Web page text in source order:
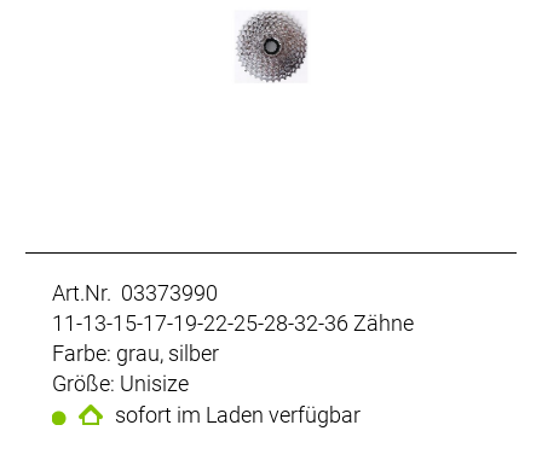
Art.Nr. 03373990
11-13-15-17-19-22-25-28-32-36 Zähne
Farbe: grau, silber
Größe: Unisize
sofort im Laden verfügbar